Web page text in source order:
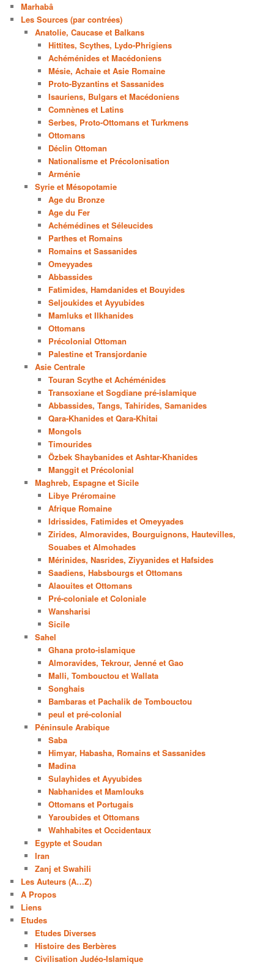
Marhabâ
Les Sources (par contrées)
Anatolie, Caucase et Balkans
Hittites, Scythes, Lydo-Phrigiens
Achéménides et Macédoniens
Mésie, Achaie et Asie Romaine
Proto-Byzantins et Sassanides
Isauriens, Bulgars et Macédoniens
Comnènes et Latins
Serbes, Proto-Ottomans et Turkmens
Ottomans
Déclin Ottoman
Nationalisme et Précolonisation
Arménie
Syrie et Mésopotamie
Age du Bronze
Age du Fer
Achémédines et Séleucides
Parthes et Romains
Romains et Sassanides
Omeyyades
Abbassides
Fatimides, Hamdanides et Bouyides
Seljoukides et Ayyubides
Mamluks et Ilkhanides
Ottomans
Précolonial Ottoman
Palestine et Transjordanie
Asie Centrale
Touran Scythe et Achéménides
Transoxiane et Sogdiane pré-islamique
Abbassides, Tangs, Tahirides, Samanides
Qara-Khanides et Qara-Khitai
Mongols
Timourides
Özbek Shaybanides et Ashtar-Khanides
Manggit et Précolonial
Maghreb, Espagne et Sicile
Libye Préromaine
Afrique Romaine
Idrissides, Fatimides et Omeyyades
Zirides, Almoravides, Bourguignons, Hautevilles,
Souabes et Almohades
Mérinides, Nasrides, Ziyyanides et Hafsides
Saadiens, Habsbourgs et Ottomans
Alaouites et Ottomans
Pré-coloniale et Coloniale
Wansharisi
Sicile
Sahel
Ghana proto-islamique
Almoravides, Tekrour, Jenné et Gao
Malli, Tombouctou et Wallata
Songhais
Bambaras et Pachalik de Tombouctou
peul et pré-colonial
Péninsule Arabique
Saba
Himyar, Habasha, Romains et Sassanides
Madina
Sulayhides et Ayyubides
Nabhanides et Mamlouks
Ottomans et Portugais
Yaroubides et Ottomans
Wahhabites et Occidentaux
Egypte et Soudan
Iran
Zanj et Swahili
Les Auteurs (A…Z)
A Propos
Liens
Etudes
Etudes Diverses
Histoire des Berbères
Civilisation Judéo-Islamique